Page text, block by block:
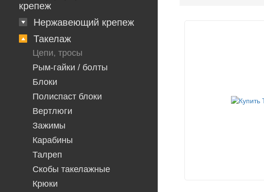
крепеж
Нержавеющий крепеж
Такелаж
Цепи, тросы
Рым-гайки / болты
Блоки
Полиспаст блоки
Вертлюги
Зажимы
Карабины
Талреп
Скобы такелажные
Крюки